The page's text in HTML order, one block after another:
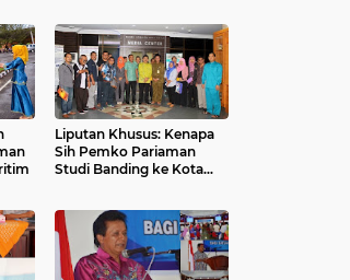
Liputan Khusus: Kenapa
Sih Pemko Pariaman
Studi Banding ke Kota